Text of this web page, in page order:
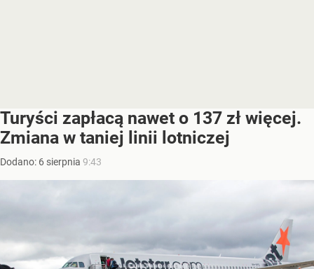
Turyści zapłacą nawet o 137 zł więcej.
Zmiana w taniej linii lotniczej
Dodano: 6 sierpnia 9:43